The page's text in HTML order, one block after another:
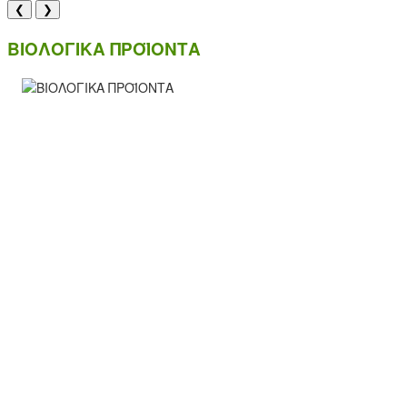
❮ ❯
ΒΙΟΛΟΓΙΚΑ ΠΡΟΪΟΝΤΑ